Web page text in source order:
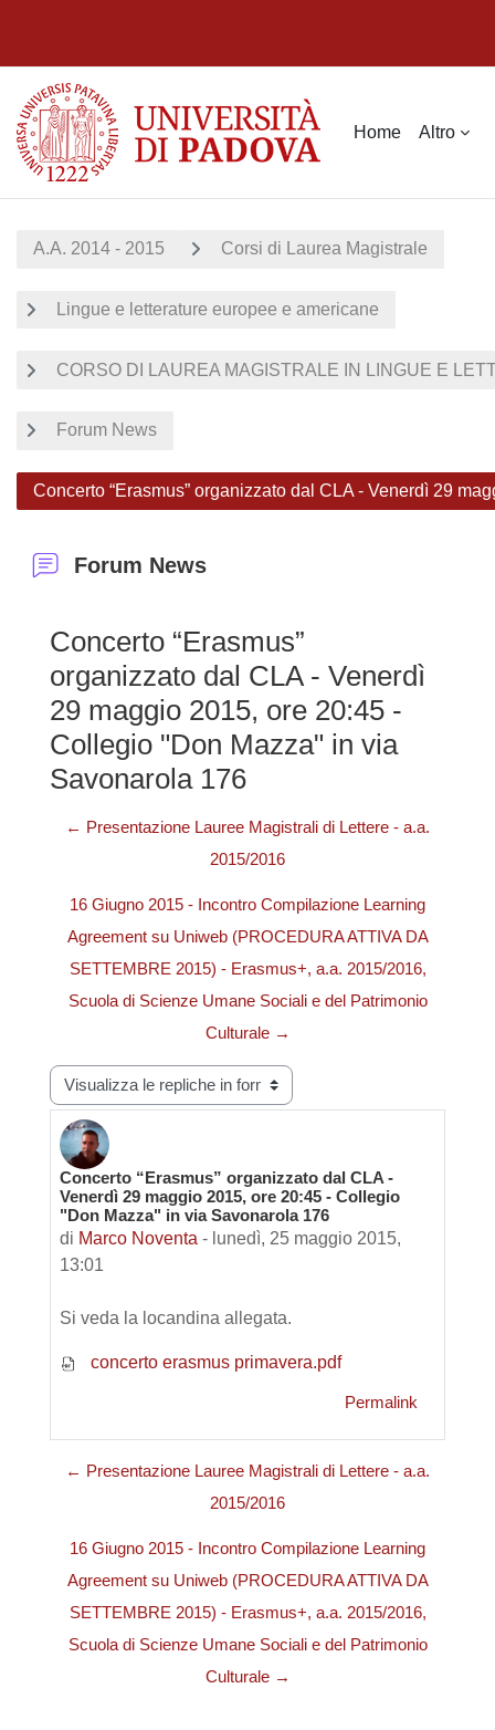
Home Altro
A.A. 2014 - 2015 Corsi di Laurea Magistrale
Lingue e letterature europee e americane
CORSO DI LAUREA MAGISTRALE IN LINGUE E
Forum News
Concerto “Erasmus” organizzato dal CLA - Venerdì 29
Forum News
Concerto “Erasmus”
organizzato dal CLA - Venerdì
29 maggio 2015, ore 20:45 -
Collegio "Don Mazza" in via
Savonarola 176
← Presentazione Lauree Magistrali di Lettere - a.a.
2015/2016
16 Giugno 2015 - Incontro Compilazione Learning
Agreement su Uniweb (PROCEDURA ATTIVA DA
SETTEMBRE 2015) - Erasmus+, a.a. 2015/2016,
Scuola di Scienze Umane Sociali e del Patrimonio
Culturale →
Modalità visualizzazione
Concerto “Erasmus” organizzato dal CLA -
Venerdì 29 maggio 2015, ore 20:45 - Collegio
"Don Mazza" in via Savonarola 176
di Marco Noventa - lunedì, 25 maggio 2015,
13:01
Numero di risposte: 0
Si veda la locandina allegata.
concerto erasmus primavera.pdf
Permalink
← Presentazione Lauree Magistrali di Lettere - a.a.
2015/2016
16 Giugno 2015 - Incontro Compilazione Learning
Agreement su Uniweb (PROCEDURA ATTIVA DA
SETTEMBRE 2015) - Erasmus+, a.a. 2015/2016,
Scuola di Scienze Umane Sociali e del Patrimonio
Culturale →